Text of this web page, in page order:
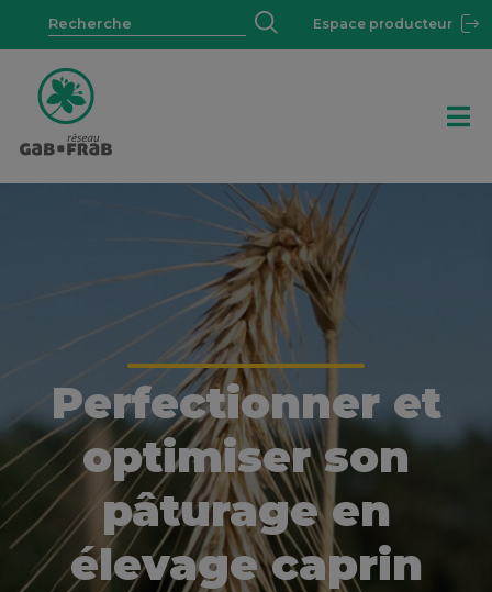
Espace producteur
Perfectionner et
optimiser son
pâturage en
élevage caprin